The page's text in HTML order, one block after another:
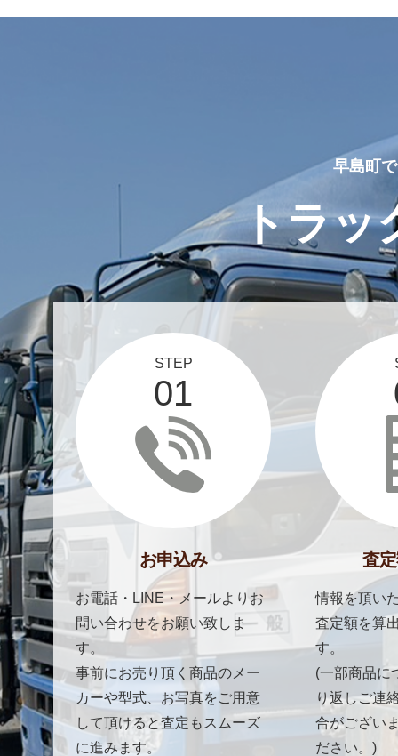
早島町
トラッ
STEP
01
お申込み
お電話・LINE・メールよりお
問い合わせをお願い致しま
す。
事前にお売り頂く商品のメー
カーや型式、お写真をご用意
して頂けると査定もスムーズ
に進みます。
査
情報を頂い
査定額を算
す。
(一部商品に
り返しご連
合がござい
ださい。)